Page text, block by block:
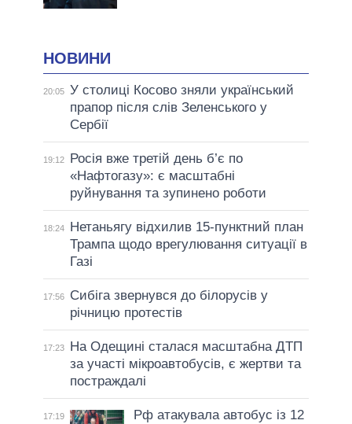
НОВИНИ
20:05 У столиці Косово зняли український
прапор після слів Зеленського у
Сербії
19:12
Росія вже третій день б’є по
«Нафтогазу»: є масштабні
руйнування та зупинено роботи
18:24
Нетаньягу відхилив 15-пунктний план
Трампа щодо врегулювання ситуації в
Газі
17:56
Сибіга звернувся до білорусів у
річницю протестів
17:23
На Одещині сталася масштабна ДТП
за участі мікроавтобусів, є жертви та
постраждалі
17:19
Рф атакувала автобус із 12